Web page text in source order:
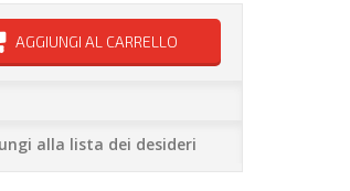
AGGIUNGI AL CARRELLO
alla lista dei desideri